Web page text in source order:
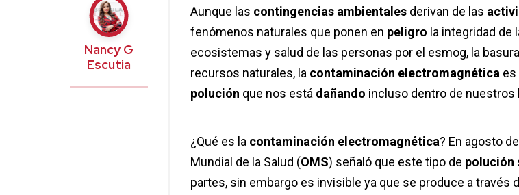
Nancy G
Escutia
Aunque las contingencias ambientalesderivan de las
fenómenos naturales que ponen en peligro la integridad de
ecosistemas y salud de las personas por el esmog, la
recursos naturales, la contaminación electromagnéticaes
polución que nos está dañando incluso dentro de nuestros
¿Qué es la contaminación electromagnética? En agosto
Mundial de la Salud (OMS) señaló que este tipo de polución
partes, sin embargo es invisible ya que se produce a través